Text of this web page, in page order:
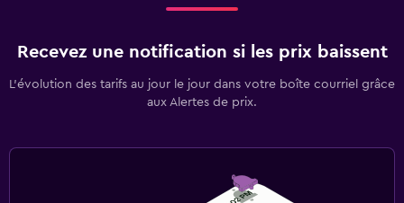
Recevez une notification si les prix baissent
L’évolution des tarifs au jour le jour dans votre boîte courriel grâce
aux Alertes de prix.